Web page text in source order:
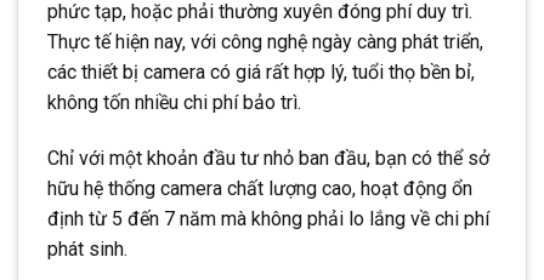
phức tạp, hoặc phải thường xuyên đóng phí duy trì.
Thực tế hiện nay, với công nghệ ngày càng phát triển,
các thiết bị camera có giá rất hợp lý, tuổi thọ bền bỉ,
không tốn nhiều chi phí bảo trì.
Chỉ với một khoản đầu tư nhỏ ban đầu, bạn có thể sở
hữu hệ thống camera chất lượng cao, hoạt động ổn
định từ 5 đến 7 năm mà không phải lo lắng về chi phí
phát sinh.